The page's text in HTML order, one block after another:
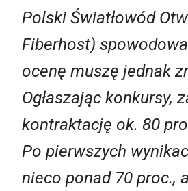
Polski Światłowód
Fiberhost)
ocenę muszę jednak
Ogłaszając konkursy,
kontraktację ok. 80
Po pierwszych
nieco ponad 70 proc.,